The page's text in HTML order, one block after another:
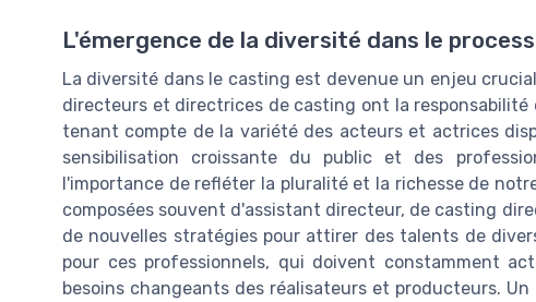
L'émergence de la diversité dans le
La diversité dans le casting est devenue un enjeu
directeurs et directrices de casting ont la
tenant compte de la variété des acteurs et actrices
sensibilisation croissante du public et des
l'importance de refléter la pluralité et la richesse de
composées souvent d'assistant directeur, de casting
de nouvelles stratégies pour attirer des talents de
pour ces professionnels, qui doivent constamment
besoins changeants des réalisateurs et producteurs.